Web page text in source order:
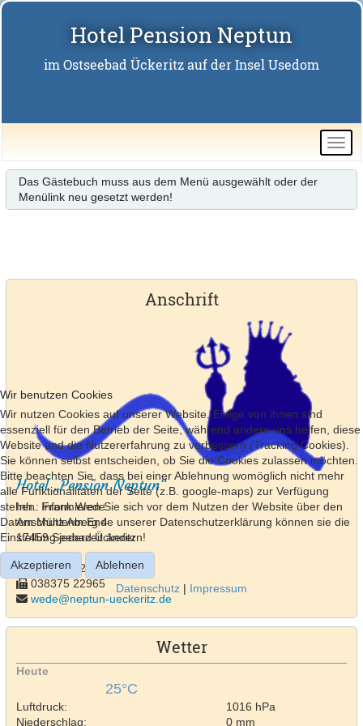
Hotel Pension Neptun
im Ostseebad Ückeritz auf der Insel Usedom
Das Gästebuch muss aus dem Menü ausgewählt oder der
Menülink neu gesetzt werden!
Anschrift
Hotel „Pension Neptun“
Inh.: Frank Wede
Am Mühlenberg 4
17459 Seebad Ückeritz
038375 22329
038375 22965
wede@neptun-ueckeritz.de
Wetter
Heute
25°C
Luftdruck:
1016 hPa
Niederschlag:
0 mm
Wir benutzen Cookies
Wir nutzen Cookies auf unserer Website. Einige von ihnen sind
essenziell für den Betrieb der Seite, während andere uns helfen, diese
Website und die Nutzererfahrung zu verbessern (Tracking Cookies).
Sie können selbst entscheiden, ob Sie die Cookies zulassen möchten.
Bitte beachten Sie, dass bei einer Ablehnung womöglich nicht mehr
alle Funktionalitäten der Seite (z.B. google-maps) zur Verfügung
stehen. Informieren Sie sich vor dem Nutzen der Website über den
Datenschutz Am Ende unserer Datenschutzerklärung können sie die
Einstellung jederzeit ändern!
Akzeptieren
Ablehnen
Datenschutz | Impressum